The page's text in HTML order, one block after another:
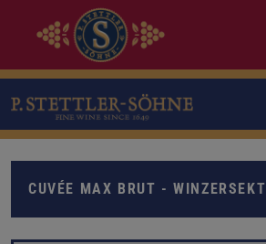
CUVÉE MAX BRUT - WINZERSEKT